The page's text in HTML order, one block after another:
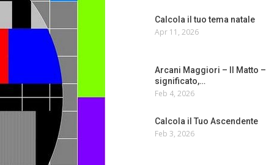
Calcola il tuo tema natale
Apr 11, 2026
Arcani Maggiori – Il Matto –
significato,…
Feb 4, 2026
Calcola il Tuo Ascendente
Feb 3, 2026